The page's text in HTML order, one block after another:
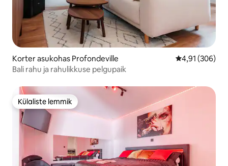
Korter asukohas Profondeville Keskmine
4,91 (306)
Bali rahu ja rahulikkuse pelgupaik
Külaliste lemmik
Külaliste lemmik